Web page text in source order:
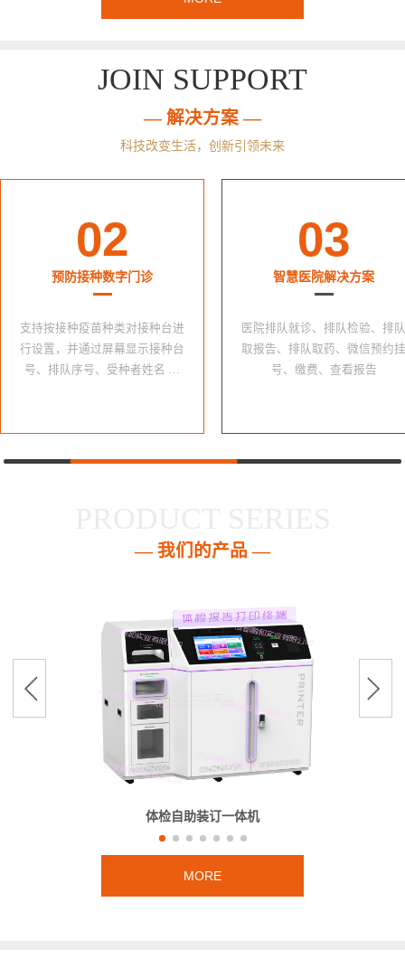
JOIN SUPPORT
— 解决方案 —
科技改变生活，创新引领未来
02
预防接种数字门诊
支持按接种疫苗种类对接种台进
行设置，并通过屏幕显示接种台
号、排队序号、受种者姓名 …
03
智慧医院解决方案
医院排队就诊、排队检验、排队
取报告、排队取药、微信预约挂
号、缴费、查看报告
— 我们的产品 —
体检自助装订一体机
MORE